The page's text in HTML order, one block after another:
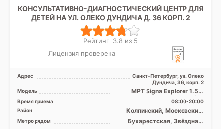
КОНСУЛЬТАТИВНО-ДИАГНОСТИЧЕСКИЙ ЦЕНТР ДЛЯ
ДЕТЕЙ НА УЛ. ОЛЕКО ДУНДИЧА Д. 36 КОРП. 2
Рейтинг: 3.8 из 5
Лицензия проверена
Адрес
Санкт-Петербург, ул. Олеко
Дундича, 36, корп. 2
Модель
МРТ Signa Explorer 1.5 Т
закрытого типа, КТ Toshiba
Activion 16 срезов
Время приема
08:00-20:00
Район
Колпинский, Московский,
Невский, Пушкинский,
Фрунзенский, Лен. область
Метро рядом
Бухарестская, Звёздная,